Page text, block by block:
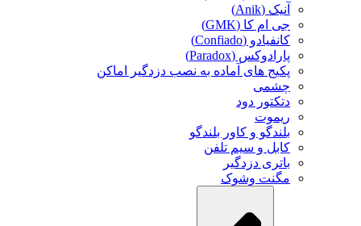
آنیک (Anik)
جی ام کا (GMK)
کانفیادو (Confiado)
پارادوکس (Paradox)
پکیج های آماده به نصب دزدگیر اماکن
چشمی
دتکتور دود
ریموت
بلندگو و کاور بلندگو
کابل و سیم تلفن
باتری دزدگیر
مگنت وشوک